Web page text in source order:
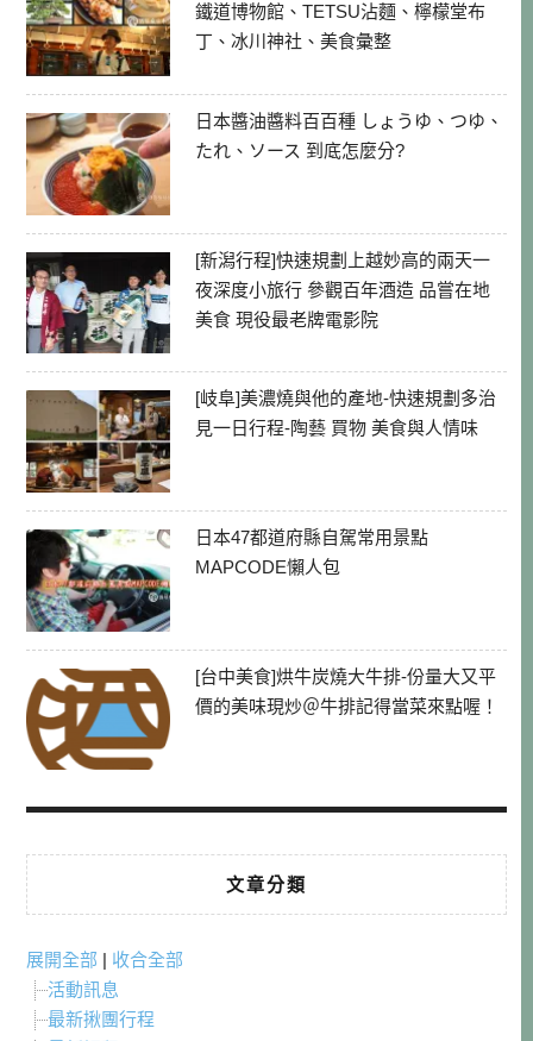
鐵道博物館、TETSU沾麵、檸檬堂布
丁、冰川神社、美食彙整
日本醬油醬料百百種 しょうゆ、つゆ、
たれ、ソース 到底怎麼分?
[新潟行程]快速規劃上越妙高的兩天一
夜深度小旅行 參觀百年酒造 品嘗在地
美食 現役最老牌電影院
[岐阜]美濃燒與他的產地-快速規劃多治
見一日行程-陶藝 買物 美食與人情味
日本47都道府縣自駕常用景點
MAPCODE懶人包
[台中美食]烘牛炭燒大牛排-份量大又平
價的美味現炒＠牛排記得當菜來點喔！
文章分類
展開全部 | 收合全部
活動訊息
最新揪團行程